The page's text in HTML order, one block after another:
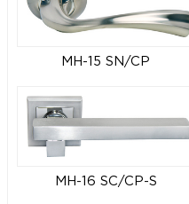
MH-15 SN/CP
MH-16 SC/CP-S